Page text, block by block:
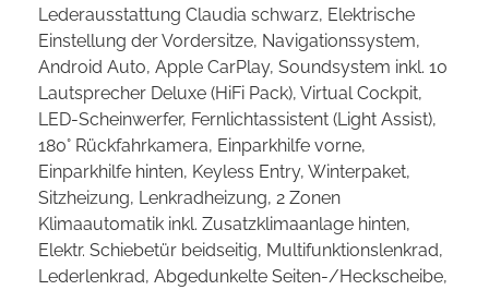
Lederausstattung Claudia schwarz, Elektrische
Einstellung der Vordersitze, Navigationssystem,
Android Auto, Apple CarPlay, Soundsystem inkl. 10
Lautsprecher Deluxe (HiFi Pack), Virtual Cockpit,
LED-Scheinwerfer, Fernlichtassistent (Light Assist),
180° Rückfahrkamera, Einparkhilfe vorne,
Einparkhilfe hinten, Keyless Entry, Winterpaket,
Sitzheizung, Lenkradheizung, 2 Zonen
Klimaautomatik inkl. Zusatzklimaanlage hinten,
Elektr. Schiebetür beidseitig, Multifunktionslenkrad,
Lederlenkrad, Abgedunkelte Seiten-/Heckscheibe,